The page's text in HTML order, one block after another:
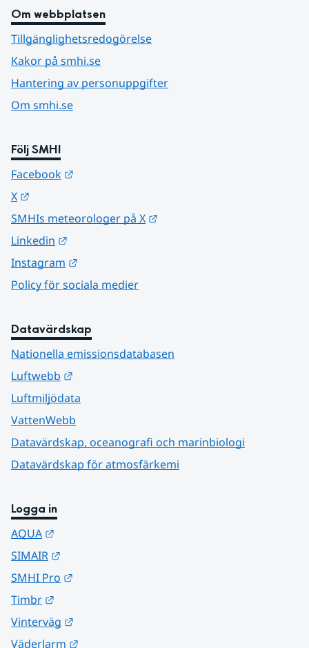
Om webbplatsen
Tillgänglighetsredogörelse
Kakor på smhi.se
Hantering av personuppgifter
Om smhi.se
Följ SMHI
Facebook
X
SMHIs meteorologer på X
Linkedin
Instagram
Policy för sociala medier
Datavärdskap
Nationella emissionsdatabasen
Luftwebb
Luftmiljödata
VattenWebb
Datavärdskap, oceanografi och marinbiologi
Datavärdskap för atmosfärkemi
Logga in
AQUA
SIMAIR
SMHI Pro
Timbr
Vinterväg
Väderlarm